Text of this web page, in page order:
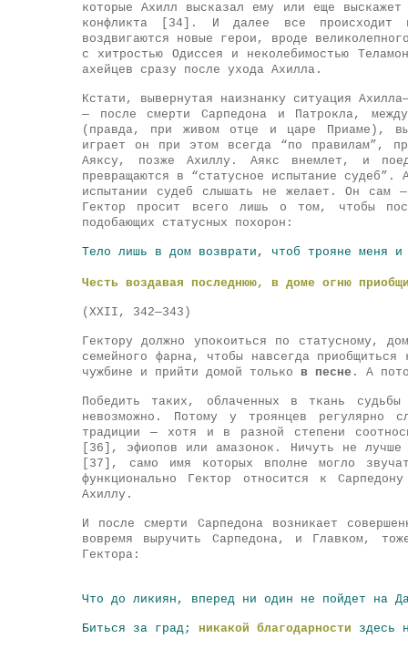
которые Ахилл высказал ему или еще
конфликта [34]. И далее все происходит
воздвигаются новые герои, вроде
с хитростью Одиссея и неколебимостью
ахейцев сразу после ухода Ахилла.
Кстати, вывернутая наизнанку ситуация
— после смерти Сарпедона и Патрокла,
(правда, при живом отце и царе Приаме),
играет он при этом всегда “по правилам”,
Аяксу, позже Ахиллу. Аякс внемлет, и
превращаются в “статусное испытание
испытании судеб слышать не желает. Он
Гектор просит всего лишь о том, чтобы
подобающих статусных похорон:
Тело лишь в дом возврати, чтоб трояне меня и
Честь воздавая последнюю, в доме огню
(XXII, 342—343)
Гектору должно упокоиться по статусному,
семейного фарна, чтобы навсегда
чужбине и прийти домой только в песне . А
Победить таких, облаченных в ткань
невозможно. Потому у троянцев регулярно
традиции — хотя и в разной степени
[36], эфиопов или амазонок. Ничуть не лучше
[37], само имя которых вполне могло
функционально Гектор относится к
Ахиллу.
И после смерти Сарпедона возникает
вовремя выручить Сарпедона, и Главком,
Гектора:
Что до ликиян, вперед ни один не пойдет на
Биться за град; никакой благодарности здесь